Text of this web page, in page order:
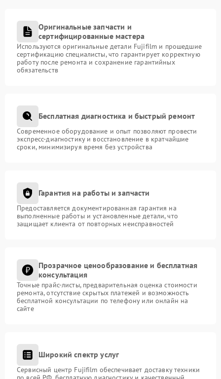
Оригинальные запчасти и
сертифицированные мастера
Используются оригинальные детали Fujifilm и прошедшие
сертификацию специалисты, что гарантирует корректную
работу после ремонта и сохранение гарантийных
обязательств
Бесплатная диагностика и быстрый ремонт
Современное оборудование и опыт позволяют провести
экспресс-диагностику и восстановление в кратчайшие
сроки, минимизируя время без устройства
Гарантия на работы и запчасти
Предоставляется документированная гарантия на
выполненные работы и установленные детали, что
защищает клиента от повторных неисправностей
Прозрачное ценообразование и бесплатная
консультация
Точные прайс-листы, предварительная оценка стоимости
ремонта, отсутствие скрытых платежей и возможность
бесплатной консультации по телефону или онлайн на
сайте
Широкий спектр услуг
Сервисный центр Fujifilm обеспечивает доставку техники